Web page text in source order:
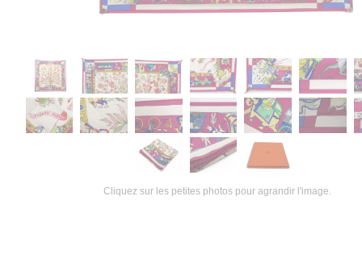
Cliquez sur les petites photos pour agrandir l'image.